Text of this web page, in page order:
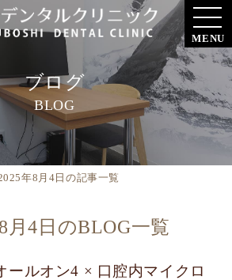
MENU
ブログ
BLOG
2025年8月4日の記事一覧
月4日のBLOG一覧
ールオン4 × 口腔内マイクロ